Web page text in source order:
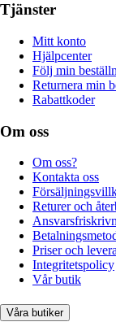
Tjänster
Mitt konto
Hjälpcenter
Följ min
Returnera min
Rabattkoder
Om oss
Om oss?
Kontakta oss
Returer och
Priser och
Integritetspolicy
Vår butik
Våra butiker